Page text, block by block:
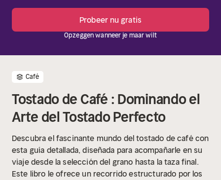
Probeer nu gratis
Opzeggen wanneer je maar wilt
Café
Tostado de Café : Dominando el
Arte del Tostado Perfecto
Descubra el fascinante mundo del tostado de café con
esta guía detallada, diseñada para acompañarle en su
viaje desde la selección del grano hasta la taza final.
Este libro le ofrece un recorrido estructurado por los